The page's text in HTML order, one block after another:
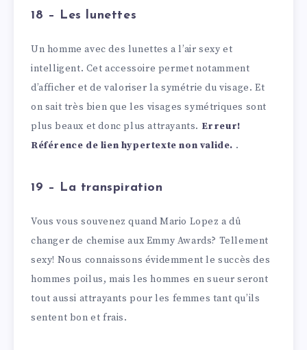
18 – Les lunettes
Un homme avec des lunettes a l’air sexy et
intelligent. Cet accessoire permet notamment
d’afficher et de valoriser la symétrie du visage. Et
on sait très bien que les visages symétriques sont
plus beaux et donc plus attrayants. Erreur!
Référence de lien hypertexte non valide. .
19 – La transpiration
Vous vous souvenez quand Mario Lopez a dû
changer de chemise aux Emmy Awards? Tellement
sexy! Nous connaissons évidemment le succès des
hommes poilus, mais les hommes en sueur seront
tout aussi attrayants pour les femmes tant qu’ils
sentent bon et frais.